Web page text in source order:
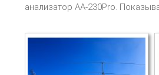
анализатор АА-230Pro.